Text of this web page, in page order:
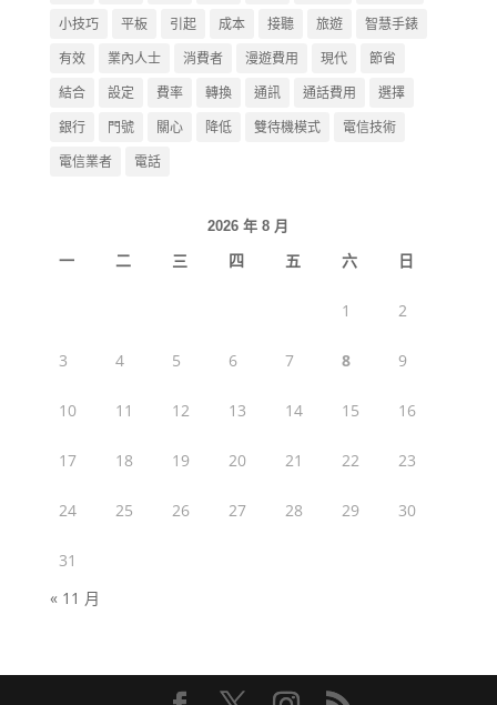
小技巧
平板 引起 成本 接聽 旅遊
智慧手錶
有效
業內人士 消費者 漫遊費用 現代
節省
結合
設定 費率 轉換 通訊 通話費用
選擇
銀行
門號 關心 降低 雙待機模式
電信技術
電信業者
電話
2026 年 8 月
一 二 三 四 五 六 日
1 2
3 4 5 6 7 8 9
10 11 12 13 14 15 16
17 18 19 20 21 22 23
24 25 26 27 28 29 30
31
« 11 月